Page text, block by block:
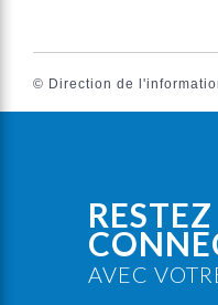
© Direction de
RESTEZ
AVEC